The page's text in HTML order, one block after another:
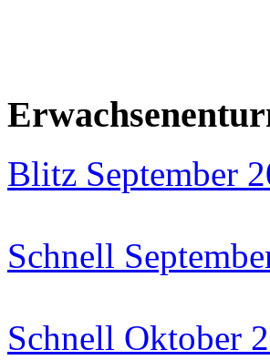
Blitz September
Schnell
Schnell Oktober